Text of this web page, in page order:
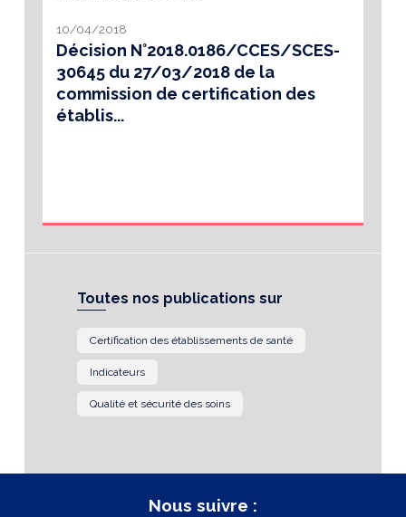
10/04/2018
Décision N°2018.0186/CCES/SCES-
30645 du 27/03/2018 de la
commission de certification des
établis...
Toutes nos publications sur
Certification des établissements de santé
Indicateurs
Qualité et sécurité des soins
Nous suivre :